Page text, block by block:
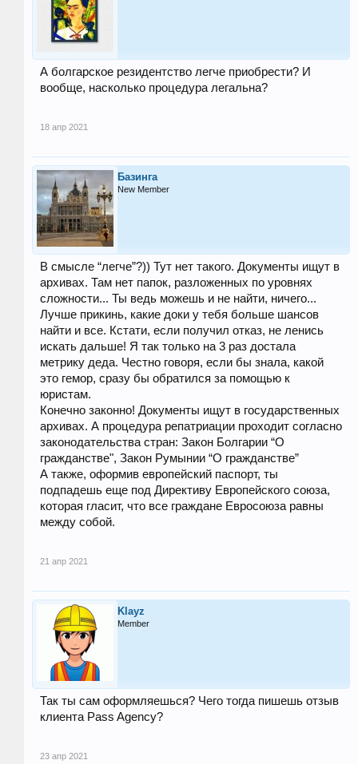
А болгарское резидентство легче приобрести? И
вообще, насколько процедура легальна?
18 апр 2021
Базинга
New Member
В смысле “легче”?)) Тут нет такого. Документы ищут в
архивах. Там нет папок, разложенных по уровнях
сложности... Ты ведь можешь и не найти, ничего...
Лучше прикинь, какие доки у тебя больше шансов
найти и все. Кстати, если получил отказ, не ленись
искать дальше! Я так только на 3 раз достала
метрику деда. Честно говоря, если бы знала, какой
это гемор, сразу бы обратился за помощью к
юристам.
Конечно законно! Документы ищут в государственных
архивах. А процедура репатриации проходит согласно
законодательства стран: Закон Болгарии “О
гражданстве", Закон Румынии “О гражданстве”
А также, оформив европейский паспорт, ты
подпадешь еще под Директиву Европейского союза,
которая гласит, что все граждане Евросоюза равны
между собой.
21 апр 2021
Klayz
Member
Так ты сам оформляешься? Чего тогда пишешь отзыв
клиента Pass Agency?
23 апр 2021